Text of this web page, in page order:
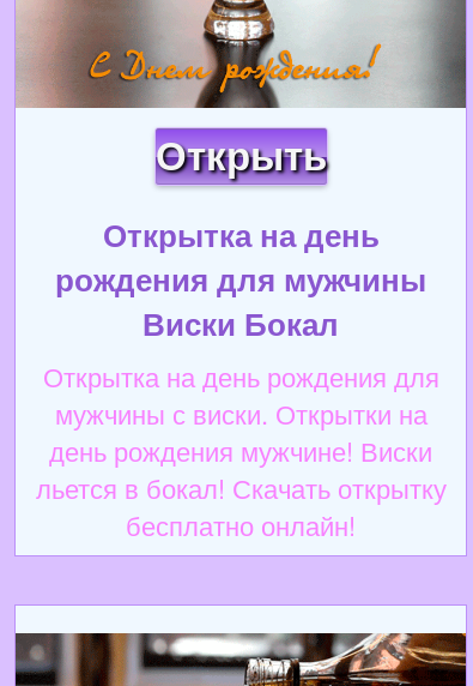
Открыть
Открытка на день
рождения для мужчины
Виски Бокал
Открытка на день рождения для
мужчины с виски. Открытки на
день рождения мужчине! Виски
льется в бокал! Скачать открытку
бесплатно онлайн!